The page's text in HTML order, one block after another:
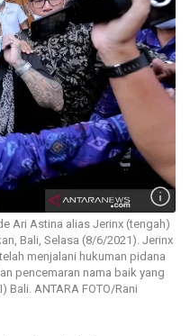
Ari Astina alias Jerinx (tengah)
Bali, Selasa (8/6/2021). Jerinx
menjalani hukuman pidana
pencemaran nama baik yang
ANTARA FOTO/Rani